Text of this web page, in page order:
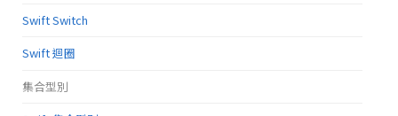
Swift Switch
Swift 迴圈
集合型別